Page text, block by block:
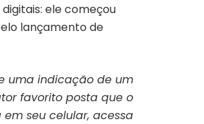
ele começou
lançamento de
uma indicação de um
favorito posta que o
seu celular, acessa